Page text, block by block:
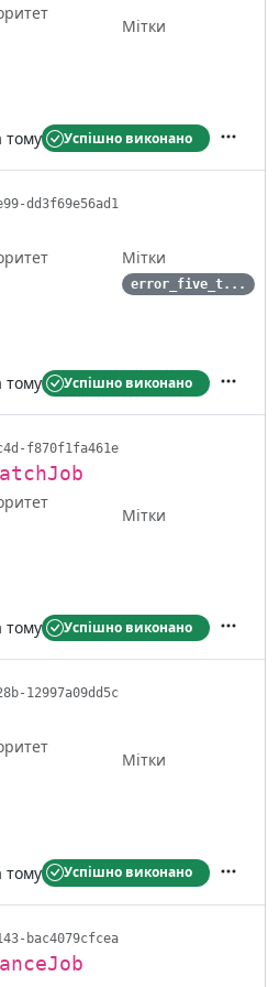
Мітки
тому Успішно виконано
dd3f69e56ad1
Мітки
error_five_t...
тому Успішно виконано
f870f1fa461e
Мітки
тому Успішно виконано
12997a09dd5c
Мітки
тому Успішно виконано
bac4079cfcea